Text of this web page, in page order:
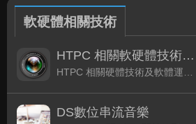
軟硬體相關技術
HTPC 相關軟硬體技術及運用
DS數位串流音樂